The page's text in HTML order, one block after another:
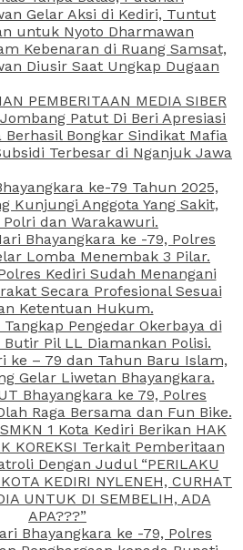
Gelar Aksi di Kediri, Tuntut
untuk Nyoto Dharmawan
Kebenaran di Ruang Samsat,
Diusir Saat Ungkap Dugaan
PEMBERITAAN MEDIA SIBER
Patut Di Beri Apresiasi
Berhasil Bongkar Sindikat Mafia
Terbesar di Nganjuk Jawa
ke-79 Tahun 2025,
Kunjungi Anggota Yang Sakit,
dan Warakawuri.
Bhayangkara ke -79, Polres
Lomba Menembak 3 Pilar.
Kediri Sudah Menangani
Secara Profesional Sesuai
Ketentuan Hukum.
Pengedar Okerbaya di
Pil LL Diamankan Polisi.
ke – 79 dan Tahun Baru Islam,
Gelar Liwetan Bhayangkara.
Bhayangkara ke 79, Polres
Raga Bersama dan Fun Bike.
1 Kota Kediri Berikan HAK
KOREKSI Terkait Pemberitaan
Dengan Judul “PERILAKU
KEDIRI NYLENEH, CURHAT
UNTUK DI SEMBELIH, ADA
APA???”
Bhayangkara ke -79, Polres